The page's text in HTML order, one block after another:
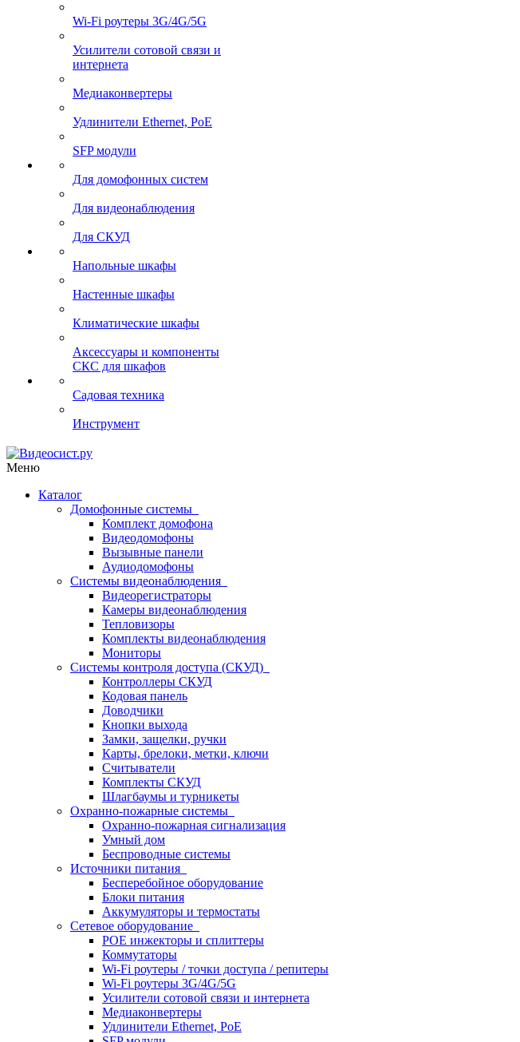
Wi-Fi роутеры 3G/4G/5G
Усилители сотовой связи и
интернета
Медиаконвертеры
Удлинители Ethernet, PoE
SFP модули
Для домофонных систем
Для видеонаблюдения
Для СКУД
Напольные шкафы
Настенные шкафы
Климатические шкафы
Аксессуары и компоненты
СКС для шкафов
Садовая техника
Инструмент
Меню
Каталог
Домофонные системы
Комплект домофона
Видеодомофоны
Вызывные панели
Аудиодомофоны
Системы видеонаблюдения
Видеорегистраторы
Камеры видеонаблюдения
Тепловизоры
Комплекты видеонаблюдения
Мониторы
Системы контроля доступа (СКУД)
Контроллеры СКУД
Кодовая панель
Доводчики
Кнопки выхода
Замки, защелки, ручки
Карты, брелоки, метки, ключи
Считыватели
Комплекты СКУД
Шлагбаумы и турникеты
Охранно-пожарные системы
Охранно-пожарная сигнализация
Умный дом
Беспроводные системы
Источники питания
Бесперебойное оборудование
Блоки питания
Аккумуляторы и термостаты
Сетевое оборудование
POE инжекторы и сплиттеры
Коммутаторы
Wi-Fi роутеры / точки доступа / репитеры
Wi-Fi роутеры 3G/4G/5G
Усилители сотовой связи и интернета
Медиаконвертеры
Удлинители Ethernet, PoE